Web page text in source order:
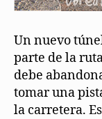
Un nuevo
parte de la
debe
tomar una
la carretera.